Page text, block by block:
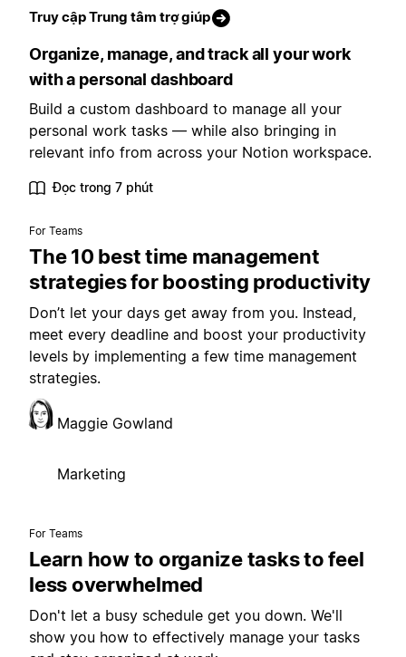
Truy cập Trung tâm trợ giúp
Organize, manage, and track all your work
with a personal dashboard
Build a custom dashboard to manage all your
personal work tasks — while also bringing in
relevant info from across your Notion workspace.
Đọc trong 7 phút
For Teams
The 10 best time management
strategies for boosting productivity
Don’t let your days get away from you. Instead,
meet every deadline and boost your productivity
levels by implementing a few time management
strategies.
Maggie Gowland
Marketing
For Teams
Learn how to organize tasks to feel
less overwhelmed
Don't let a busy schedule get you down. We'll
show you how to effectively manage your tasks